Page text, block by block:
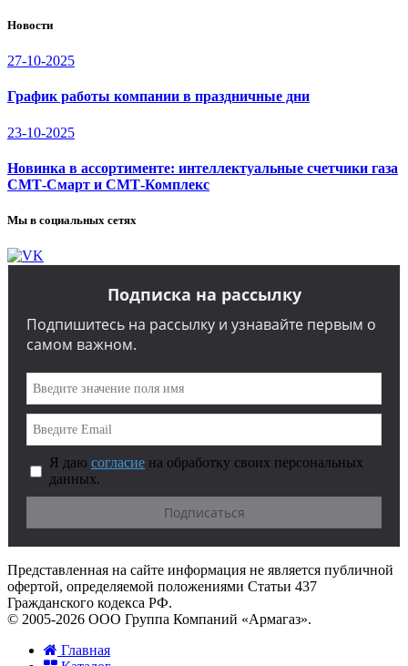
Новости
27-10-2025
График работы компании в праздничные дни
23-10-2025
Новинка в ассортименте: интеллектуальные счетчики газа
СМТ-Смарт и СМТ-Комплекс
Мы в социальных сетях
Подписка на рассылку
Подпишитесь на рассылку и узнавайте первым о
самом важном.
Я даю согласие на обработку своих персональных
данных.
Представленная на сайте информация не является публичной
офертой, определяемой положениями Статьи 437
Гражданского кодекса РФ.
© 2005-2026 ООО Группа Компаний «Армагаз».
Главная